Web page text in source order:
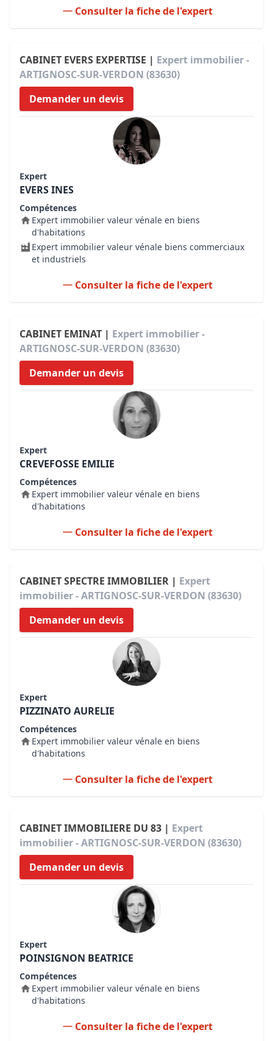
Consulter la fiche de l'expert
CABINET EVERS EXPERTISE | Expert immobilier -
ARTIGNOSC-SUR-VERDON (83630)
Demander un devis
Expert
EVERS INES
Compétences
Expert immobilier valeur vénale en biens
d'habitations
Expert immobilier valeur vénale biens commerciaux
et industriels
Consulter la fiche de l'expert
CABINET EMINAT | Expert immobilier -
ARTIGNOSC-SUR-VERDON (83630)
Demander un devis
Expert
CREVEFOSSE EMILIE
Compétences
Expert immobilier valeur vénale en biens
d'habitations
Consulter la fiche de l'expert
CABINET SPECTRE IMMOBILIER | Expert
immobilier - ARTIGNOSC-SUR-VERDON (83630)
Demander un devis
Expert
PIZZINATO AURELIE
Compétences
Expert immobilier valeur vénale en biens
d'habitations
Consulter la fiche de l'expert
CABINET IMMOBILIERE DU 83 | Expert
immobilier - ARTIGNOSC-SUR-VERDON (83630)
Demander un devis
Expert
POINSIGNON BEATRICE
Compétences
Expert immobilier valeur vénale en biens
d'habitations
Consulter la fiche de l'expert